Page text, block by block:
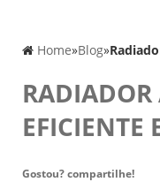
Home»Blog»
EFICIENTE
Gostou? compartilhe!